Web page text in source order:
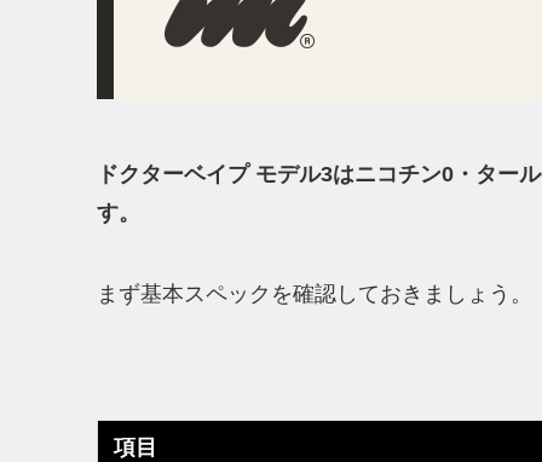
ドクターベイプ モデル3はニコチン0・ター
す。
まず基本スペックを確認しておきましょう。
項目